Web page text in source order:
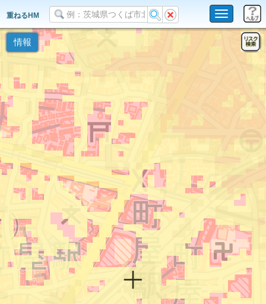
Toggle
navigation
重ねるHM
情報